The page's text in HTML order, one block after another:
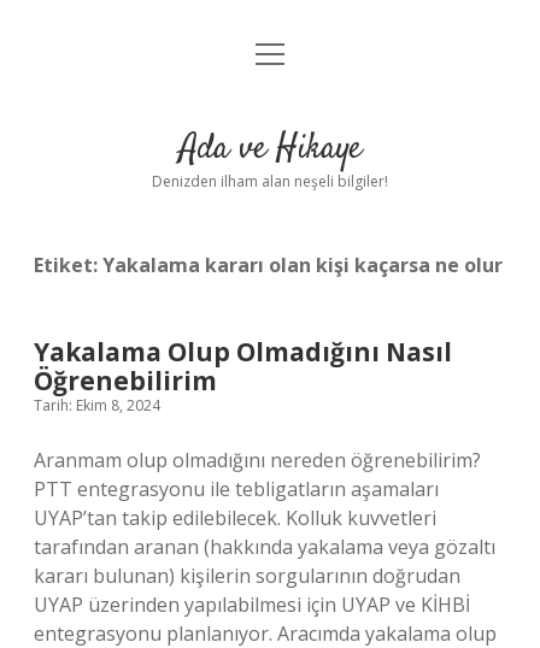
Anasayfa
Yasal Uyarı
menüyü
Ada ve Hikaye
Denizden ilham alan neşeli bilgiler!
Etiket:Yakalama kararı olan kişi kaçarsa ne olur
Yakalama Olup Olmadığını Nasıl
Öğrenebilirim
Tarih: Ekim 8, 2024
Aranmam olup olmadığını nereden öğrenebilirim?
PTT entegrasyonu ile tebligatların aşamaları
UYAP’tan takip edilebilecek. Kolluk kuvvetleri
tarafından aranan (hakkında yakalama veya gözaltı
kararı bulunan) kişilerin sorgularının doğrudan
UYAP üzerinden yapılabilmesi için UYAP ve KİHBİ
entegrasyonu planlanıyor. Aracımda yakalama olup